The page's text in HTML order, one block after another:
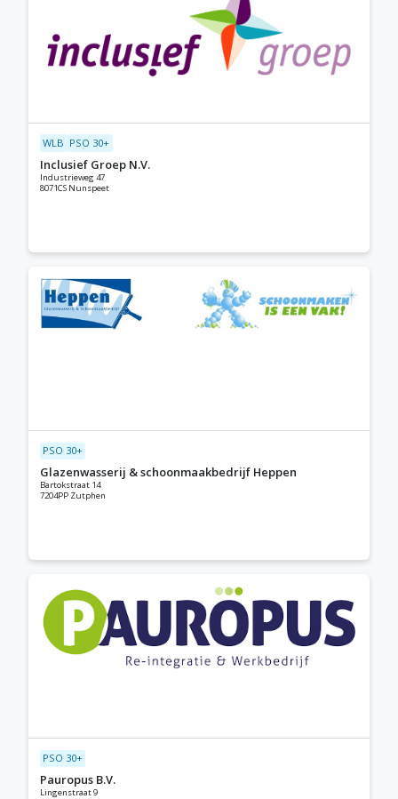
WLB PSO 30+
Inclusief Groep N.V.
Industrieweg 47
8071CS Nunspeet
PSO 30+
Glazenwasserij & schoonmaakbedrijf Heppen
Bartokstraat 14
7204PP Zutphen
PSO 30+
Pauropus B.V.
Lingenstraat 9